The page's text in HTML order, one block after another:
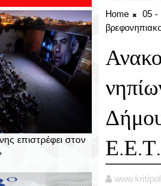
επιστρέφει στον
Home
05